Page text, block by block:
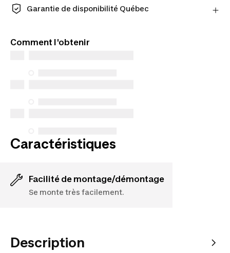
plus de temps pour retourner les produits au cas où
Garantie de disponibilité Québec
services de réparation, de pièces de rechange (en
Comment l'obtenir
Caractéristiques
Facilité de montage/démontage
Se monte très facilement.
Description